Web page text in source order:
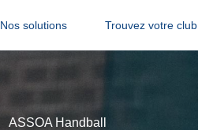
Nos solutions Trouvez votre club
ASSOA Handball